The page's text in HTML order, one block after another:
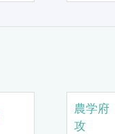
農学
攻